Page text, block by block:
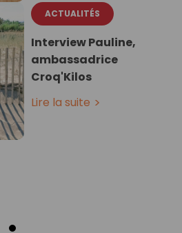
ACTUALITÉS
Interview Pauline,
ambassadrice
Croq'Kilos
Lire la suite